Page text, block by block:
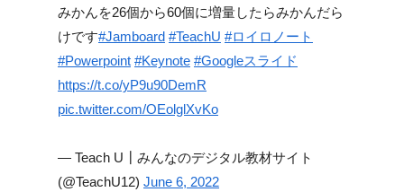
みかんを26個から60個に増量したらみかんだら
けです#Jamboard #TeachU #ロイロノート
#Powerpoint #Keynote #Googleスライド
https://t.co/yP9u90DemR
pic.twitter.com/OEolglXvKo
— Teach U┃みんなのデジタル教材サイト
(@TeachU12) June 6, 2022